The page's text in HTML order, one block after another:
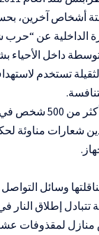
أشخاص آخرين،
الداخلية عن
داخل الأحياء
تستخدم
ومساء الأربعاء،
شعارات مناوئة
وسائل التواصل
إطلاق النار في
لمقذوفات